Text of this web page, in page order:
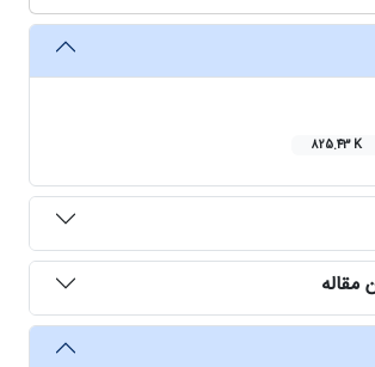
825.43 K
مقاله